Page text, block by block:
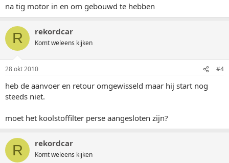
na tig motor in en om gebouwd te hebben
R rekordcar
Komt weleens kijken
28 okt 2010 #4
heb de aanvoer en retour omgewisseld maar hij start nog
steeds niet.
moet het koolstoffilter perse aangesloten zijn?
R rekordcar
Komt weleens kijken